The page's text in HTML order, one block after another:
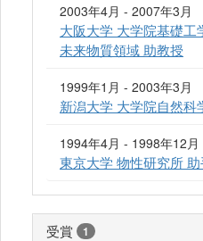
2003年4月 - 2007年3月
大阪大学 大学院基礎
未来物質領域 助教授
1999年1月 - 2003年3月
新潟大学 大学院自然科
1994年4月 - 1998年12月
東京大学 物性研究所
受賞 1